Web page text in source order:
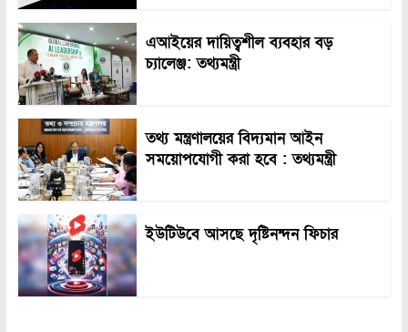
এআইয়ের দায়িত্বশীল ব্যবহার বড়
চ্যালেঞ্জ: তথ্যমন্ত্রী
তথ্য মন্ত্রণালয়ের বিদ্যমান আইন
সময়োপযোগী করা হবে : তথ্যমন্ত্রী
ইউটিউবে আসছে দৃষ্টিনন্দন ফিচার